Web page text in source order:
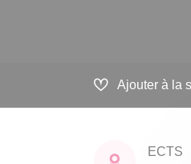
Ajouter à la
ECTS